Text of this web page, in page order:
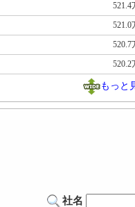
521.4
521.0
520.7
520.2
もっと
社名